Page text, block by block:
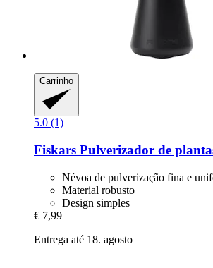
Carrinho
5.0 (1)
Fiskars Pulverizador de
Névoa de pulverização fina e
Material robusto
Design simples
€ 7,99
Entrega até 18. agosto